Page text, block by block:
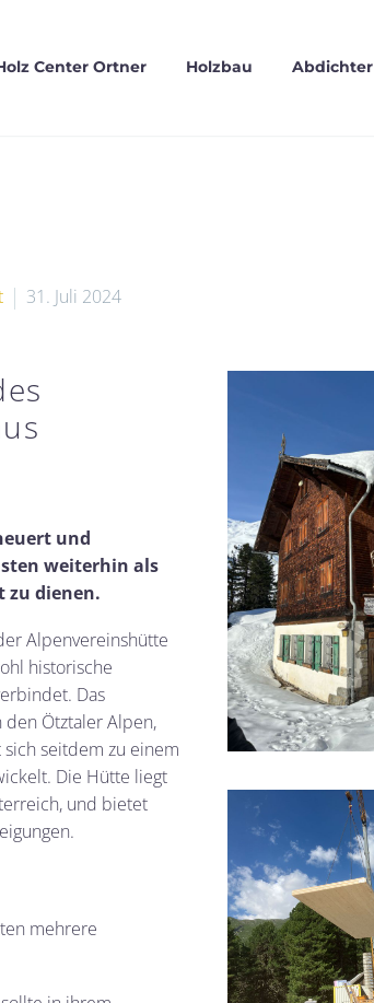
Center Ortner Holzbau Abdichter
31. Juli 2024
und
weiterhin als
dienen.
Alpenvereinshütte
historische
Das
den Ötztaler Alpen,
seitdem zu einem
Die Hütte liegt
und bietet
mehrere